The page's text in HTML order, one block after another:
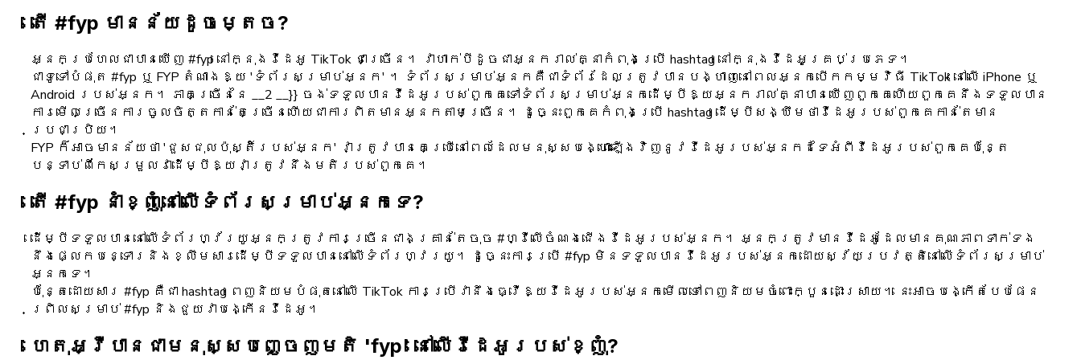
តើ #fyp មានន័យដូចម្តេច?
អ្នកប្រហែលជាបានឃើញ #fyp នៅក្នុងវីដេអូ TikTok ជាច្រើន។ វាហាក់បីដូចជាអ្នករាល់គ្នាកំពុងប្រើ hashtag នៅក្នុងវីដេអូគ្រប់ប្រភេទ។
ជាទូទៅបំផុត #fyp ឬ FYP តំណាងឱ្យ 'ទំព័រសម្រាប់អ្នក' ។ ទំព័រសម្រាប់អ្នកគឺជាទំព័រដែលត្រូវបានបង្ហាញនៅពេលអ្នកបើកកម្មវិធី TikTok នៅលើ iPhone ឬ
Android របស់អ្នក។ ភាគច្រើននៃ __2 __}} ចង់ទទួលបានវីដេអូរបស់ពួកគេទៅទំព័រសម្រាប់អ្នកដើម្បីឱ្យអ្នករាល់គ្នាបានឃើញពួកគេហើយពួកគេនឹងទទួលបាន
ការមើលច្រើនការចូលចិត្តកាន់តែច្រើនហើយជាការពិតមានអ្នកតាមច្រើន។ ដូច្នេះពួកគេកំពុងប្រើ hashtag ដើម្បីសង្ឃឹមថាវីដេអូរបស់ពួកគេកាន់តែមាន
ប្រជាប្រិយ។
FYP ក៏អាចមានន័យថា 'ជួសជុលប៉ុស្តិ៍របស់អ្នក' វាត្រូវបានគេប្រើនៅពេលដែលមនុស្សបង្ហោះឡើងវិញនូវវីដេអូរបស់អ្នកដទៃអំពីវីដេអូរបស់ពួកគេប៉ុន្តែ
បន្ទាប់ពីកែសម្រួលវាដើម្បីឱ្យវាត្រូវនឹងមតិរបស់ពួកគេ។
តើ #fyp នាំខ្ញុំនៅលើទំព័រសម្រាប់អ្នកទេ?
ដើម្បីទទួលបាននៅលើទំព័រហ្វ័រយូអ្នកត្រូវការច្រើនជាងគ្រាន់តែចុច #ហ្វីលើចំណងជើងវីដេអូរបស់អ្នក។ អ្នកត្រូវមានវីដេអូដែលមានគុណភាពទាក់ទង
នឹងផ្លេកបន្ទោរនិងខ្លឹមសារដើម្បីទទួលបាននៅលើទំព័រហ្វរយូ។ ដូច្នេះការប្រើ #fyp មិនទទួលបានវីដេអូរបស់អ្នកដោយស្វ័យប្រវត្តិនៅលើទំព័រសម្រាប់
អ្នកទេ។
ប៉ុន្តែដោយសារ #fyp គឺជា hashtag ពេញនិយមបំផុតនៅលើ TikTok ការប្រើវានឹងធ្វើឱ្យវីដេអូរបស់អ្នកមើលទៅពេញនិយមចំពោះក្បួនដោះស្រាយ។ នេះអាចបង្កើតបែបផែន
ព្រិលសម្រាប់ #fyp និងជួយវាបង្កើនវីដេអូ។
ហេតុអ្វីបានជាមនុស្សបញ្ចេញមតិ 'fyp' នៅលើវីដេអូរបស់ខ្ញុំ?